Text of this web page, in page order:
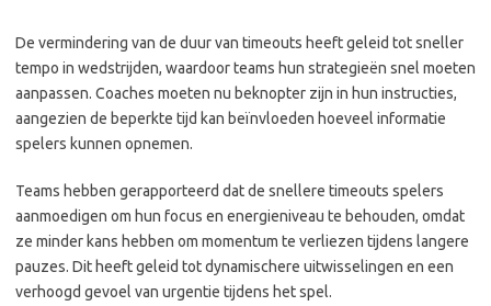
De vermindering van de duur van timeouts heeft geleid tot sneller
tempo in wedstrijden, waardoor teams hun strategieën snel moeten
aanpassen. Coaches moeten nu beknopter zijn in hun instructies,
aangezien de beperkte tijd kan beïnvloeden hoeveel informatie
spelers kunnen opnemen.
Teams hebben gerapporteerd dat de snellere timeouts spelers
aanmoedigen om hun focus en energieniveau te behouden, omdat
ze minder kans hebben om momentum te verliezen tijdens langere
pauzes. Dit heeft geleid tot dynamischere uitwisselingen en een
verhoogd gevoel van urgentie tijdens het spel.